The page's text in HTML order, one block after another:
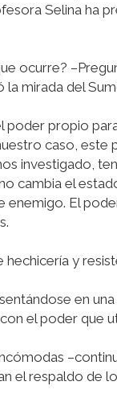
Selina ha
ocurre?
mirada del
poder propio
caso, este
investigado,
cambia el
El
y
en
el poder que
el respaldo de